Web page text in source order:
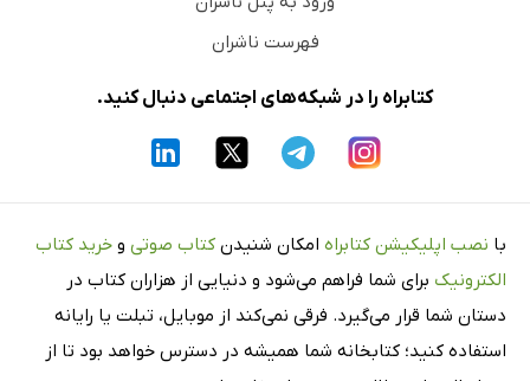
فهرست ناشران
کتابراه را در شبکه‌های اجتماعی دنبال کنید.
با نصب اپلیکیشن کتابراه امکان شنیدن کتاب صوتی و خرید کتاب
الکترونیک برای شما فراهم می‌شود و دنیایی از هزاران کتاب در
دستان شما قرار می‌گیرد. فرقی نمی‌کند از موبایل، تبلت یا رایانه
استفاده کنید؛ کتابخانه شما همیشه در دسترس خواهد بود تا از